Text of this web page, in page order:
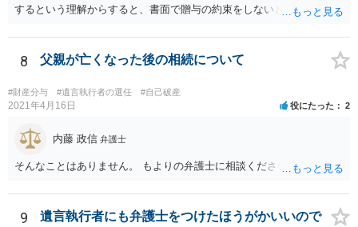
するという理解からすると、書面で贈与の約束をしないと相手方は支
ことは困難です。 くれぐれも今後お気をつけください。 弁護士に対応
を依頼されるのも悪くはありませんが、感情的な理由が強いと思いま
8 父親が亡くなった後の相続について
#財産分与 #遺言執行者の選任 #自己破産
2021年4月16日 役にたった 2
内藤 政信 弁護士
そんなことはありません。 もよりの弁護士に相談ください。
9
遺言執行者にも弁護士をつけたほうがかいいので